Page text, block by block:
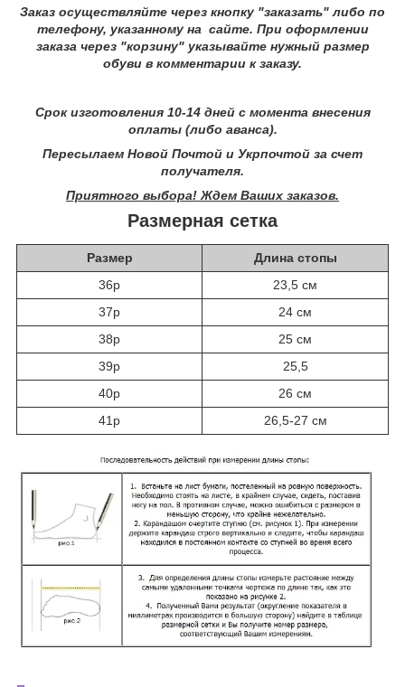
Заказ осуществляйте через кнопку "заказать" либо по
телефону, указанному на сайте. При оформлении
заказа через "корзину" указывайте нужный размер
обуви в комментарии к заказу.
Срок изготовления 10-14 дней с момента внесения
оплаты (либо аванса).
Пересылаем Новой Почтой и Укрпочтой за счет
получателя.
Приятного выбора! Ждем Ваших заказов.
Размерная сетка
Размер
Длина стопы
36р
23,5 см
37р
24 см
38р
25 см
39р
25,5
40р
26 см
41р
26,5-27 см